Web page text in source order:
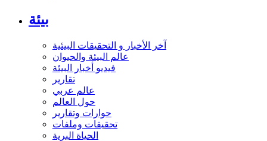
بيئة
آخر الأخبار و التحقيقات البيئية
عالم البيئة والحيوان
فيديو أخبار البيئة
تقارير
عالم عربي
حول العالم
حوارات وتقارير
تحقيقات وملفات
الحياة البرية